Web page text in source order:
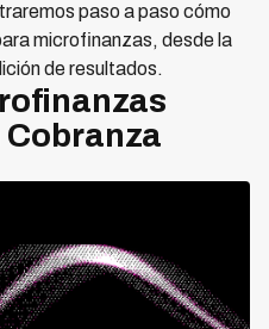
paso a paso cómo
microfinanzas, desde la
de resultados.
Cobranza